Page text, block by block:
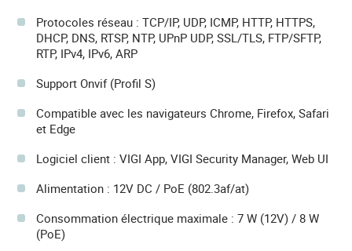
Protocoles réseau : TCP/IP, UDP, ICMP, HTTP, HTTPS,
DHCP, DNS, RTSP, NTP, UPnP UDP, SSL/TLS, FTP/SFTP,
RTP, IPv4, IPv6, ARP
Support Onvif (Profil S)
Compatible avec les navigateurs Chrome, Firefox, Safari
et Edge
Logiciel client : VIGI App, VIGI Security Manager, Web UI
Alimentation : 12V DC / PoE (802.3af/at)
Consommation électrique maximale : 7 W (12V) / 8 W
(PoE)